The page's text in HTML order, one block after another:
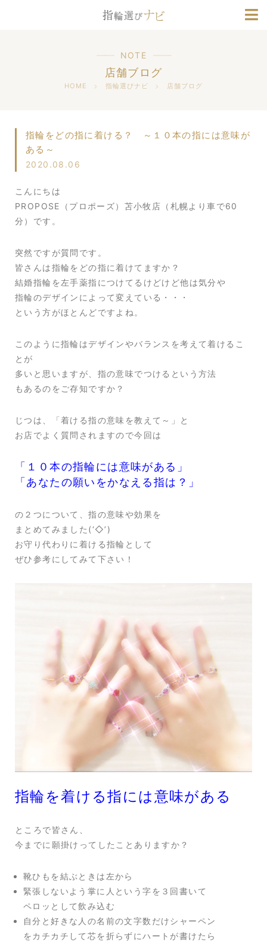
ブランド情報
NOTE
店舗ブログ
HOME 指輪選びナビ 店舗ブログ
指輪をどの指に着ける？ ～１０本の指には意味が
ある～
2020.08.06
こんにちは
PROPOSE（プロポーズ）苫小牧店（札幌より車で60
分）です。
突然ですが質問です。
皆さんは指輪をどの指に着けてますか？
結婚指輪を左手薬指につけてるけどけど他は気分や
指輪のデザインによって変えている・・・
という方がほとんどですよね。
このように指輪はデザインやバランスを考えて着けるこ
とが
多いと思いますが、指の意味でつけるという方法
もあるのをご存知ですか？
じつは、「着ける指の意味を教えて～」と
お店でよく質問されますので今回は
「１０本の指輪には意味がある」
「あなたの願いをかなえる指は？」
の２つについて、指の意味や効果を
まとめてみました(‘◇’)ゞ
お守り代わりに着ける指輪として
ぜひ参考にしてみて下さい！
指輪を着ける指には意味がある
ところで皆さん、
今までに願掛けってしたことありますか？
靴ひもを結ぶときは左から
緊張しないよう掌に人という字を３回書いて
ペロッとして飲み込む
自分と好きな人の名前の文字数だけシャーペン
をカチカチして芯を折らずにハートが書けたら